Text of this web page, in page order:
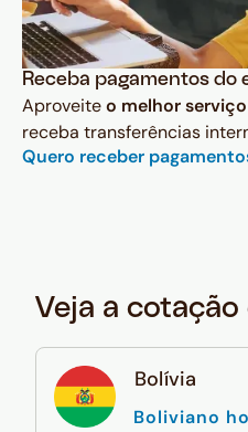
Receba pagamentos do
Aproveiteo melhor
receba transferências
Quero receber
Veja a
Bolívia
Boliviano